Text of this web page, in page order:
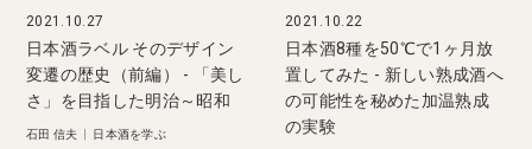
2021.10.27
日本酒ラベル そのデザイン
変遷の歴史（前編） - 「美し
さ」を目指した明治～昭和
石田 信夫 日本酒を学ぶ
2021.10.22
日本酒8種を50℃で1ヶ月放
置してみた - 新しい熟成酒へ
の可能性を秘めた加温熟成
の実験